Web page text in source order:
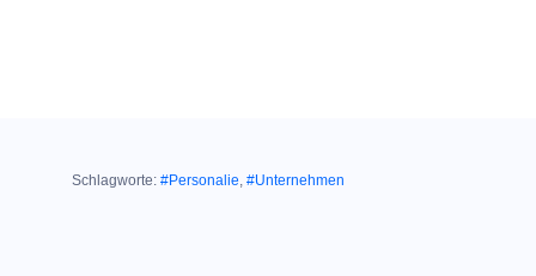
Schlagworte: #Personalie, #Unternehmen